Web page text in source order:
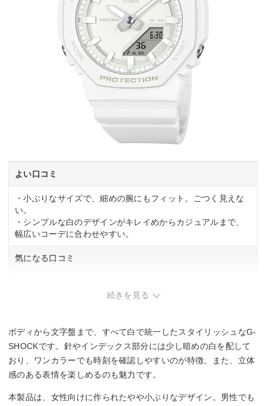
よい口コミ
・小ぶりなサイズで、細めの腕にもフィット。ごつく見えな
い。
・シンプルな白のデザインがキレイめからカジュアルまで、
幅広いコーデに合わせやすい。
気になる口コミ
続きを見る
ボディから文字盤まで、すべて白で統一したスタイリッシュなG-
SHOCKです。針やインデックス部分には少し暗めの白を配して
おり、ワンカラーでも時刻を確認しやすいのが特徴。また、立体
感のある表情を楽しめるのも魅力です。
本製品は、女性向けに作られたやや小ぶりなデザイン。男性でも